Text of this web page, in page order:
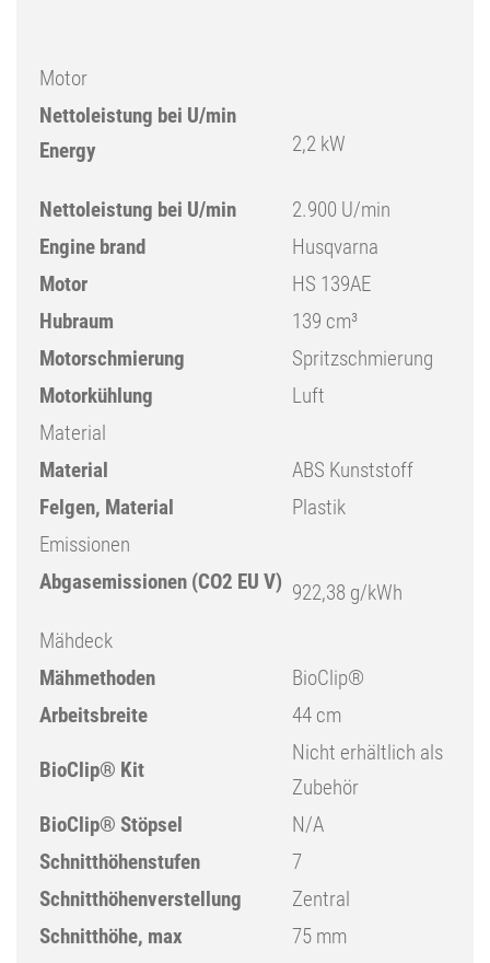
Motor
Nettoleistung bei U/min
Energy
2,2 kW
Nettoleistung bei U/min
2.900 U/min
Engine brand
Husqvarna
Motor
HS 139AE
Hubraum
139 cm³
Motorschmierung
Spritzschmierung
Motorkühlung
Luft
Material
Material
ABS Kunststoff
Felgen, Material
Plastik
Emissionen
Abgasemissionen (CO2 EU V) 922,38 g/kWh
Mähdeck
Mähmethoden
BioClip®
Arbeitsbreite
44 cm
BioClip® Kit
Nicht erhältlich als
Zubehör
BioClip® Stöpsel
N/A
Schnitthöhenstufen
7
Schnitthöhenverstellung
Zentral
Schnitthöhe, max
75 mm